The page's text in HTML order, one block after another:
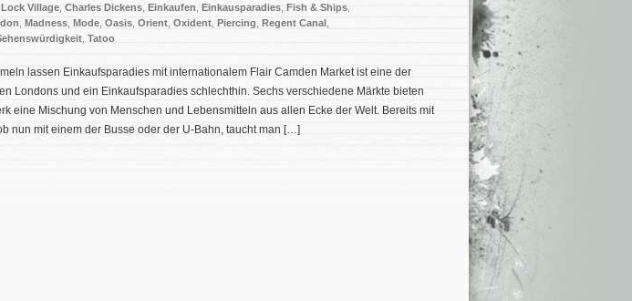
Village Charles Dickens Einkaufen Einkausparadies Fish & Ships
Madness Mode Oasis Orient Oxident Piercing Regent Canal
Tatoo
lassen Einkaufsparadies mit internationalem Flair Camden Market ist eine der
Londons und ein Einkaufsparadies schlechthin. Sechs verschiedene Märkte bieten
eine Mischung von Menschen und Lebensmitteln aus allen Ecke der Welt. Bereits mit
nun mit einem der Busse oder der U-Bahn, taucht man […]